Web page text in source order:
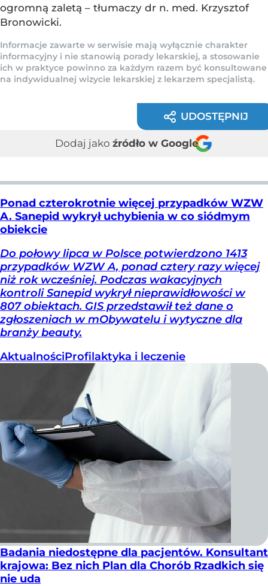
ogromną zaletą – tłumaczy dr n. med. Krzysztof
Bronowicki.
Informacje zawarte w serwisie mają wyłącznie charakter
informacyjny i nie stanowią porady lekarskiej, a stosowanie
ich w praktyce powinno za każdym razem być konsultowane
na indywidualnej wizycie lekarskiej z lekarzem specjalistą.
UDOSTĘPNIJ
Dodaj jako źródło w Google
Ponad czterokrotnie więcej przypadków WZW
A. Sanepid wykrył uchybienia w co siódmym
obiekcie
Do połowy lipca w Polsce potwierdzono 1413
przypadków WZW A, ponad cztery razy więcej
niż rok wcześniej. Podczas wakacyjnych
kontroli Sanepid wykrył nieprawidłowości w
807 obiektach. GIS przedstawił też dane o
zgłoszeniach w mObywatelu i wytyczne dla
branży beauty.
AktualnościProfilaktyka i leczenie
Badania niedostępne dla pacjentów. Konsultant
krajowa: Bez nich Plan dla Chorób Rzadkich się
nie uda